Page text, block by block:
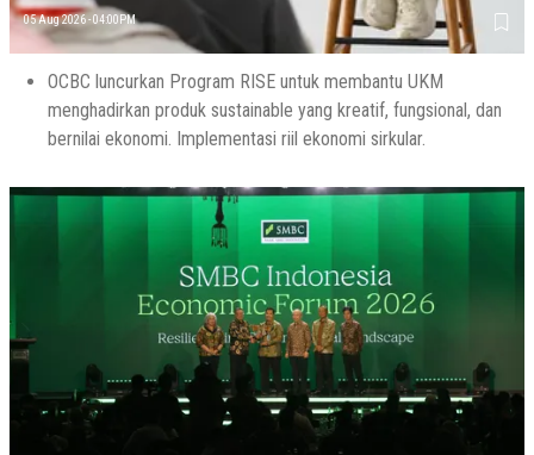
Program RISE
05 Aug 2026 - 04:00PM
OCBC luncurkan Program RISE untuk membantu UKM
menghadirkan produk sustainable yang kreatif, fungsional, dan
bernilai ekonomi. Implementasi riil ekonomi sirkular.